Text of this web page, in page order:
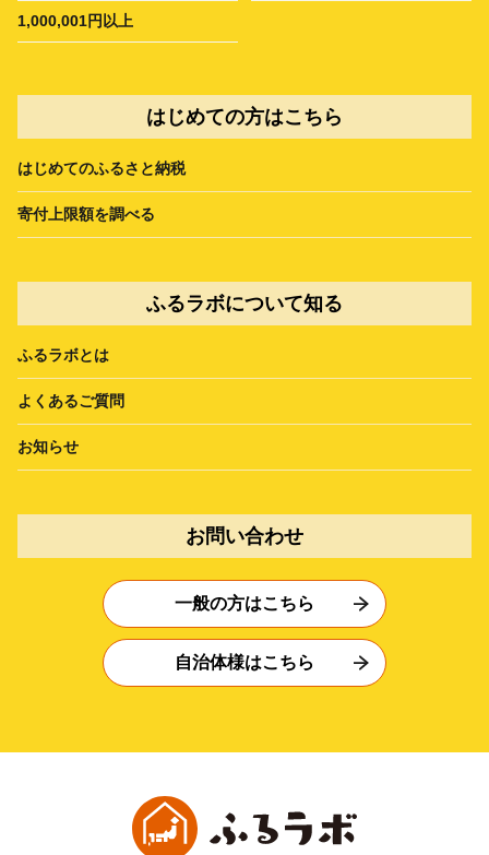
1,000,001円以上
はじめての方はこちら
はじめてのふるさと納税
寄付上限額を調べる
ふるラボについて知る
ふるラボとは
よくあるご質問
お知らせ
お問い合わせ
一般の方はこちら
自治体様はこちら